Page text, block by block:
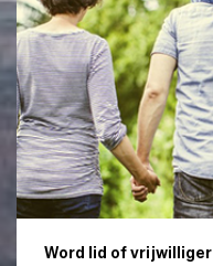
Word lid of vrijwilliger